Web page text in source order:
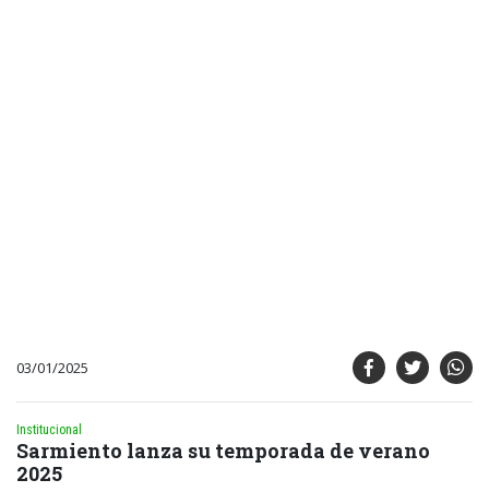
03/01/2025
Institucional
Sarmiento lanza su temporada de verano
2025